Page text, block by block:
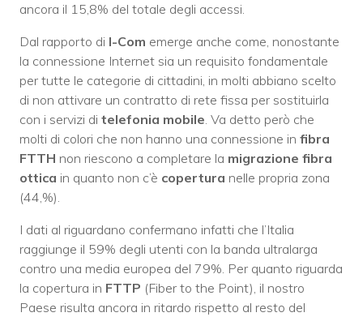
ancora il 15,8% del totale degli accessi.
Dal rapporto di I-Com emerge anche come, nonostante
la connessione Internet sia un requisito fondamentale
per tutte le categorie di cittadini, in molti abbiano scelto
di non attivare un contratto di rete fissa per sostituirla
con i servizi di telefonia mobile. Va detto però che
molti di colori che non hanno una connessione in fibra
FTTH non riescono a completare la migrazione fibra
ottica in quanto non c’è copertura nelle propria zona
(44,%).
I dati al riguardano confermano infatti che l’Italia
raggiunge il 59% degli utenti con la banda ultralarga
contro una media europea del 79%. Per quanto riguarda
la copertura in FTTP (Fiber to the Point), il nostro
Paese risulta ancora in ritardo rispetto al resto del